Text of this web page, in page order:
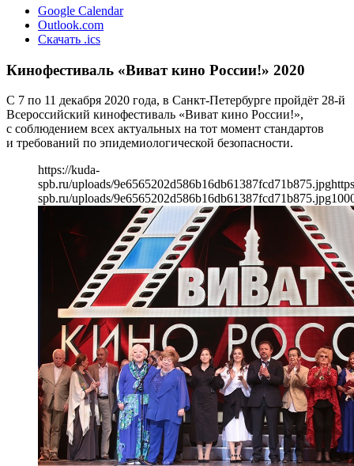
Google Calendar
Outlook.com
Скачать .ics
Кинофестиваль «Виват кино России!» 2020
С 7 по 11 декабря 2020 года, в Санкт-Петербурге пройдёт 28-й
Всероссийский кинофестиваль «Виват кино России!»,
с соблюдением всех актуальных на тот момент стандартов
и требований по эпидемиологической безопасности.
https://kuda-
spb.ru/uploads/9e6565202d586b16db61387fcd71b875.jpg
spb.ru/uploads/9e6565202d586b16db61387fcd71b875.jpg